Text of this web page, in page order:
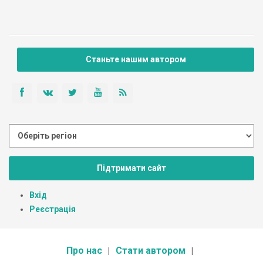
Станьте нашим автором
Підтримати сайт
Вхід
Реєстрація
Про нас Стати автором